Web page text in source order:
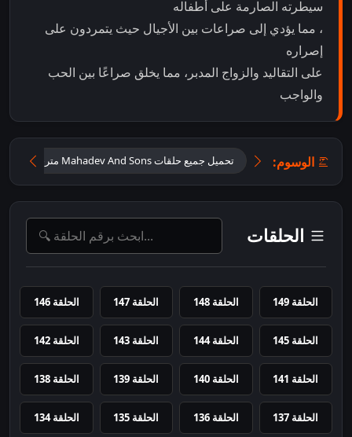
سيطرته الصارمة على أطفاله
، مما يؤدي إلى صراعات بين الأجيال حيث يتمردون على
إصراره
على التقاليد والزواج المدبر، مما يخلق صراعًا بين الحب
والواجب
الوسوم: تحميل جميع حلقات Mahadev And Sons مترجمة
الحلقات
الحلقة 149 الحلقة 148 الحلقة 147 الحلقة 146
الحلقة 145 الحلقة 144 الحلقة 143 الحلقة 142
الحلقة 141 الحلقة 140 الحلقة 139 الحلقة 138
الحلقة 137 الحلقة 136 الحلقة 135 الحلقة 134